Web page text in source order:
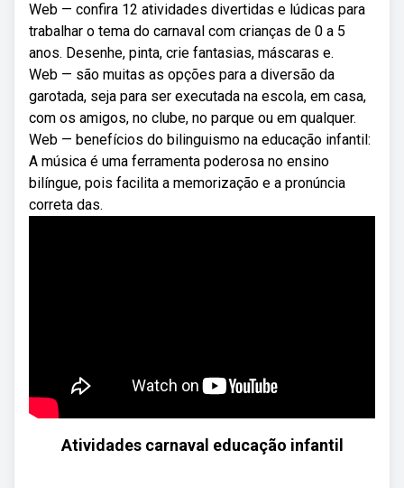
Web — confira 12 atividades divertidas e lúdicas para
trabalhar o tema do carnaval com crianças de 0 a 5
anos. Desenhe, pinta, crie fantasias, máscaras e.
Web — são muitas as opções para a diversão da
garotada, seja para ser executada na escola, em casa,
com os amigos, no clube, no parque ou em qualquer.
Web — benefícios do bilinguismo na educação infantil:
A música é uma ferramenta poderosa no ensino
bilíngue, pois facilita a memorização e a pronúncia
correta das.
Atividades carnaval educação infantil